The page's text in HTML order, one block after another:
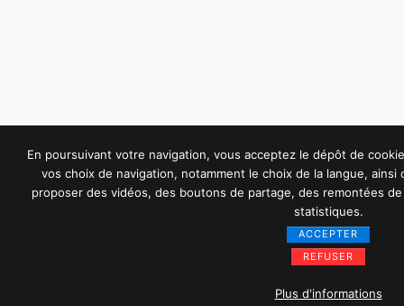
En poursuivant votre navigation, vous acceptez le dépôt de
vos choix de navigation, notamment le choix de la langue,
proposer des vidéos, des boutons de partage, des remontées
statistiques.
ACCEPTER
REFUSER
Plus d'informations